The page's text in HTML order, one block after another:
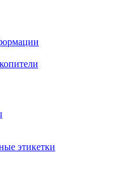
этикетки